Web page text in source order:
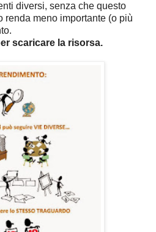
diversi, senza che questo
renda meno importante (o più
scaricare la risorsa.